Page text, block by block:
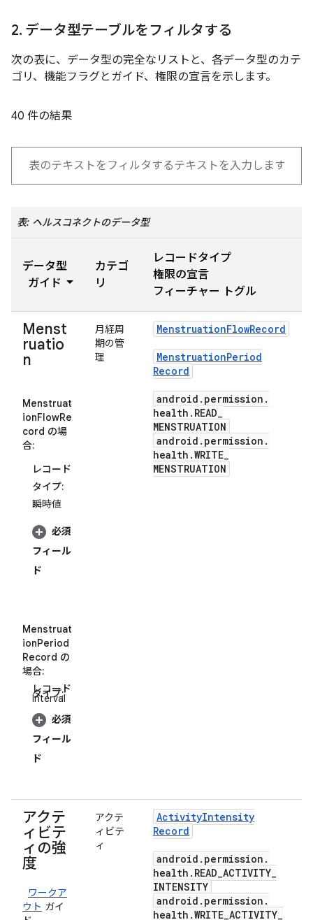
2. データ型テーブルをフィルタする
次の表に、データ型の完全なリストと、各データ型のカテ
ゴリ、機能フラグとガイド、権限の宣言を示します。
40 件の結果
表: ヘルスコネクトのデータ型
データ型
ガイド
カテゴ
リ
レコードタイプ
権限の宣言
フィーチャー トグル
Menst
ruatio
n
Menstruat
ionFlowRe
cord の場
合:
レコード
タイプ:
瞬時値
必須
フィール
ド
Menstruat
ionPeriod
Record の
場合:
レコード
タイプ:
Interval
必須
フィール
ド
月経周
期の管
理
MenstruationFlowRecord
MenstruationPeriod
Record
android . permission .
health . READ_
MENSTRUATION
android . permission .
health .WRITE_
MENSTRUATION
アクテ
ィビテ
ィの強
度
ワークア
ウト ガイ
アクテ
ィビテ
ィ
ActivityIntensity
Record
android . permission .
health . READ_ACTIVITY_
INTENSITY
android . permission .
health .WRITE_ACTIVITY_